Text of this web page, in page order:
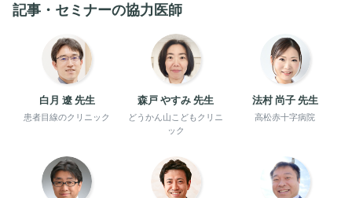
記事・セミナーの協力医師
白月 遼 先生
患者目線のクリニック
森戸 やすみ 先生
どうかん山こどもクリニ
ック
法村 尚子 先生
高松赤十字病院